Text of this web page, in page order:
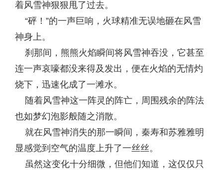
着风雪神狠狠甩了过去。
“砰！”的一声巨响，火球精准无误地砸在风雪
神身上。
刹那间，熊熊火焰瞬间将风雪神吞没，它甚至
连一声哀嚎都没来得及发出，便在火焰的无情灼
烧下，迅速化成了一滩水。
随着风雪神这一阵灵的阵亡，周围残余的阵法
也如梦幻泡影般随之消散。
就在风雪神消失的那一瞬间，秦寿和苏雅雅明
显感觉到空气的温度上升了一丝丝。
虽然这变化十分细微，但他们知道，这仅仅只